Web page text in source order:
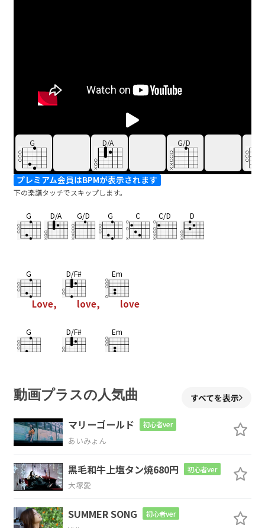
G D/A G/D
プレミアム会員はBPMが表示されます
下の楽譜タッチでスキップします。
G D/A G/D G C C/D D
G
Love,
D/F#
love,
Em
love
G D/F# Em
Am
Love,
G
love,
D/F#
love
D D/C Bm7
G D/F#
動画プラスの人気曲 すべてを表示
マリーゴールド 初心者ver
あいみょん
黒毛和牛上塩タン焼680円 初心者ver
大塚愛
SUMMER SONG 初心者ver